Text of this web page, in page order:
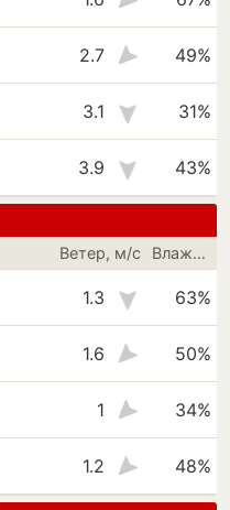
2.7 49%
3.1 31%
3.9 43%
Ветер, м/с Влажность
1.3 63%
1.6 50%
1 34%
1.2 48%